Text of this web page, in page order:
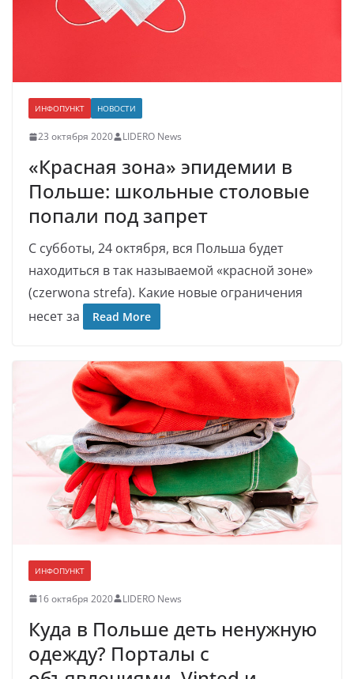
ИНФОПУНКТ НОВОСТИ
23 октября 2020 LIDERO News
«Красная зона» эпидемии в
Польше: школьные столовые
попали под запрет
С субботы, 24 октября, вся Польша будет
находиться в так называемой «красной зоне»
(czerwona strefa). Какие новые ограничения
несет за
Read More
ИНФОПУНКТ
16 октября 2020 LIDERO News
Куда в Польше деть ненужную
одежду? Порталы с